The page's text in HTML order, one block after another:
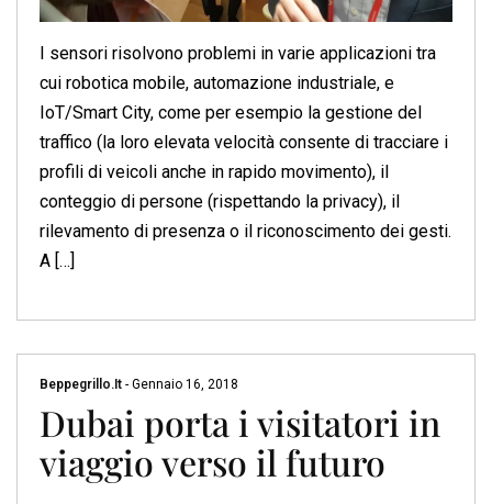
I sensori risolvono problemi in varie applicazioni tra
cui robotica mobile, automazione industriale, e
IoT/Smart City, come per esempio la gestione del
traffico (la loro elevata velocità consente di tracciare i
profili di veicoli anche in rapido movimento), il
conteggio di persone (rispettando la privacy), il
rilevamento di presenza o il riconoscimento dei gesti.
A […]
Beppegrillo.it - Gennaio 16, 2018
Dubai porta i visitatori in
viaggio verso il futuro